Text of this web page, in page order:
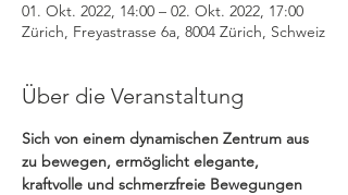
01. Okt. 2022, 14:00 – 02. Okt. 2022, 17:00
Zürich, Freyastrasse 6a, 8004 Zürich, Schweiz
Über die Veranstaltung
Sich von einem dynamischen Zentrum aus
zu bewegen, ermöglicht elegante,
kraftvolle und schmerzfreie Bewegungen